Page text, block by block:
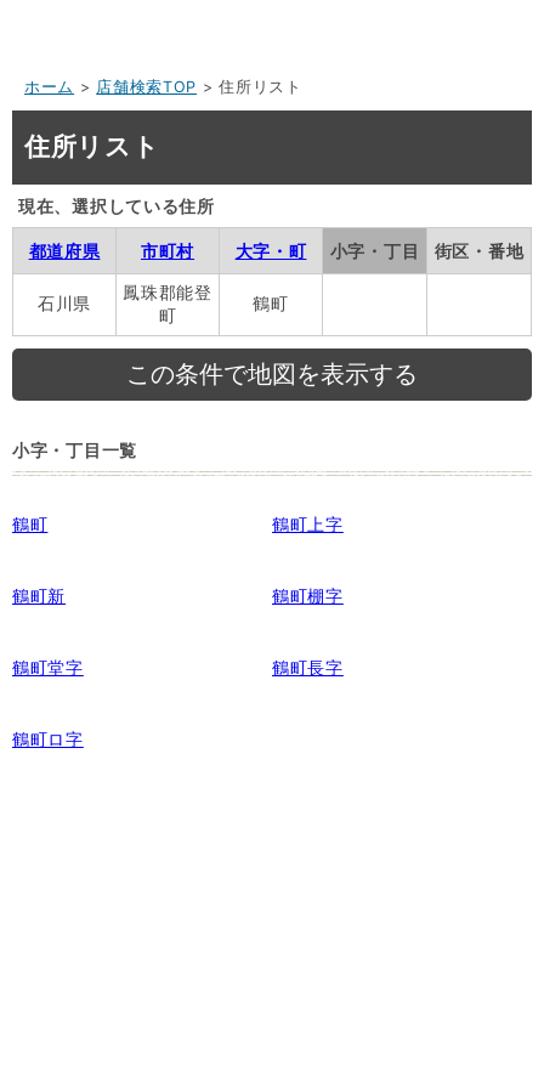
ホーム > 店舗検索TOP > 住所リスト
住所リスト
現在、選択している住所
都道府県 市町村 大字・町 小字・丁目 街区・番地
石川県
鳳珠郡能登
町
鶴町
小字・丁目一覧
鶴町 鶴町上字
鶴町新 鶴町棚字
鶴町堂字 鶴町長字
鶴町ロ字